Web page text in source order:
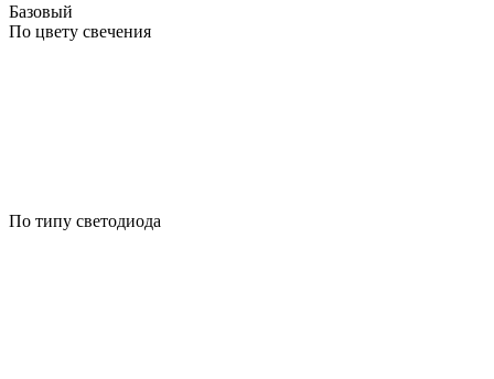
Базовый
По цвету свечения
По типу светодиода